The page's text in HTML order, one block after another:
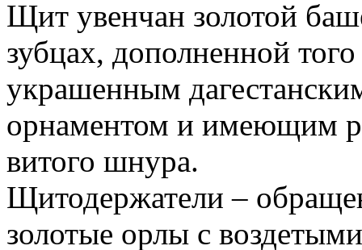
Щит увенчан золотой
зубцах, дополненной
украшенным
орнаментом и имеющим
витого шнура.
Щитодержатели –
золотые орлы с